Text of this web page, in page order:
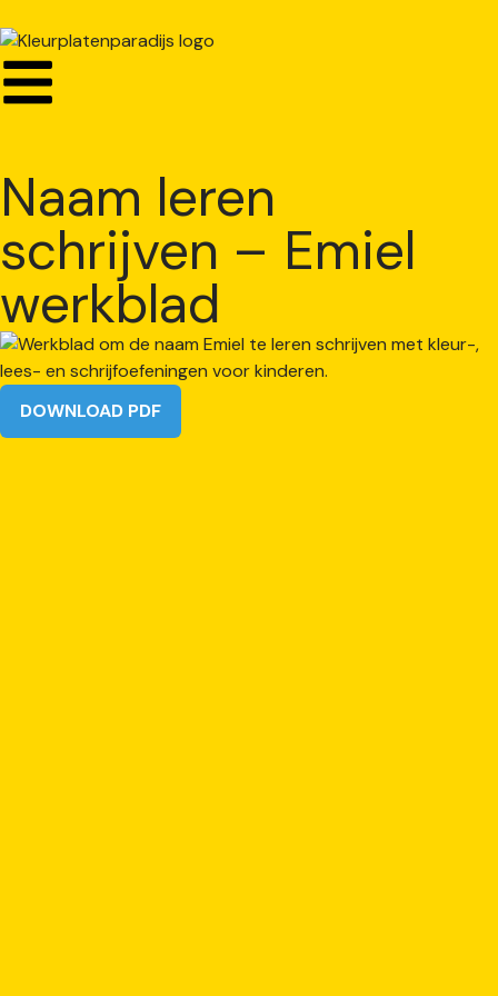
Naam leren
schrijven – Emiel
werkblad
DOWNLOAD PDF